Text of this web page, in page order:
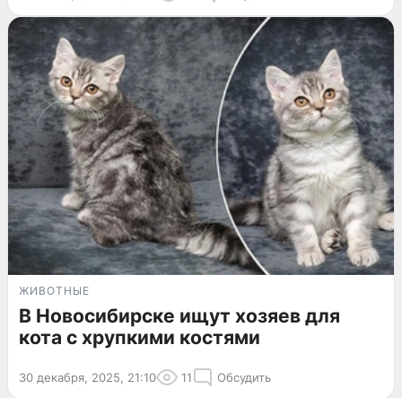
ЖИВОТНЫЕ
В Новосибирске ищут хозяев для
кота с хрупкими костями
30 декабря, 2025, 21:10 11 Обсудить